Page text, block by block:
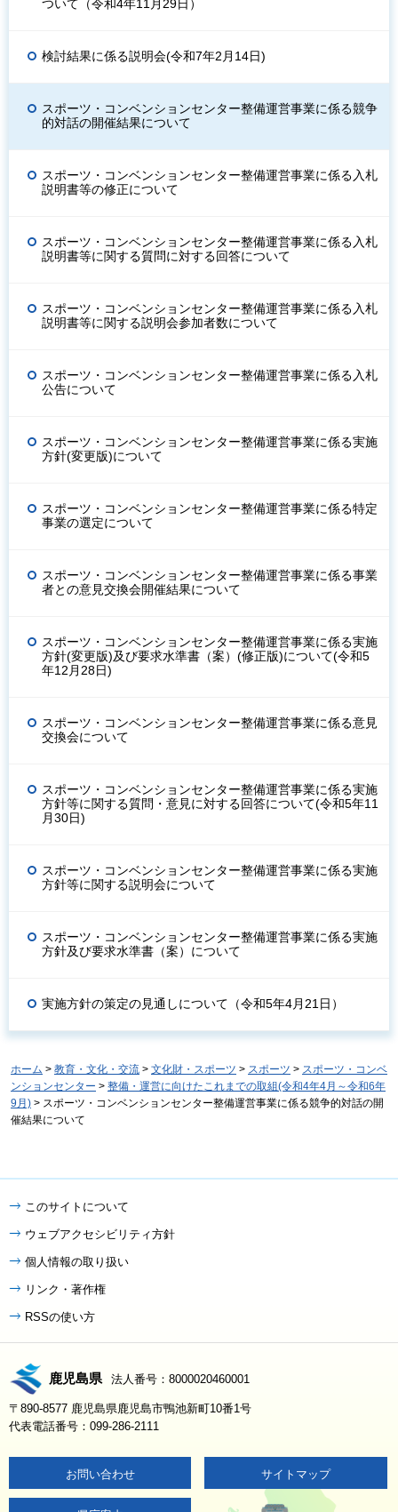
ついて（令和4年11月29日）
検討結果に係る説明会(令和7年2月14日)
スポーツ・コンベンションセンター整備運営事業に係る競争
的対話の開催結果について
スポーツ・コンベンションセンター整備運営事業に係る入札
説明書等の修正について
スポーツ・コンベンションセンター整備運営事業に係る入札
説明書等に関する質問に対する回答について
スポーツ・コンベンションセンター整備運営事業に係る入札
説明書等に関する説明会参加者数について
スポーツ・コンベンションセンター整備運営事業に係る入札
公告について
スポーツ・コンベンションセンター整備運営事業に係る実施
方針(変更版)について
スポーツ・コンベンションセンター整備運営事業に係る特定
事業の選定について
スポーツ・コンベンションセンター整備運営事業に係る事業
者との意見交換会開催結果について
スポーツ・コンベンションセンター整備運営事業に係る実施
方針(変更版)及び要求水準書（案）(修正版)について(令和5
年12月28日)
スポーツ・コンベンションセンター整備運営事業に係る意見
交換会について
スポーツ・コンベンションセンター整備運営事業に係る実施
方針等に関する質問・意見に対する回答について(令和5年11
月30日)
スポーツ・コンベンションセンター整備運営事業に係る実施
方針等に関する説明会について
スポーツ・コンベンションセンター整備運営事業に係る実施
方針及び要求水準書（案）について
実施方針の策定の見通しについて（令和5年4月21日）
ホーム > 教育・文化・交流 > 文化財・スポーツ > スポーツ > スポーツ・コンベ
ンションセンター > 整備・運営に向けたこれまでの取組(令和4年4月～令和6年
9月) > スポーツ・コンベンションセンター整備運営事業に係る競争的対話の開
催結果について
このサイトについて
ウェブアクセシビリティ方針
個人情報の取り扱い
リンク・著作権
RSSの使い方
鹿児島県 法人番号：8000020460001
〒890-8577 鹿児島県鹿児島市鴨池新町10番1号
代表電話番号：099-286-2111
お問い合わせ サイトマップ